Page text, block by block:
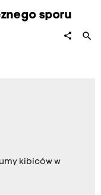
sporu
share search
kibiców w